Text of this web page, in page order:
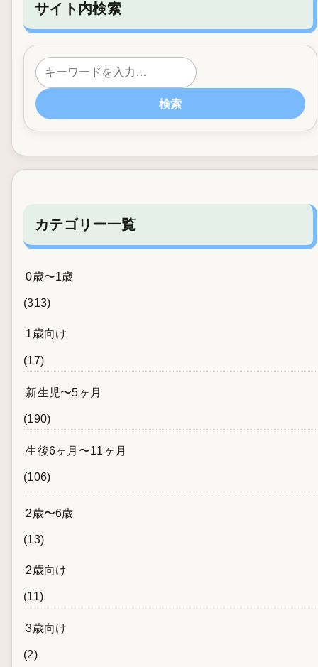
サイト内検索
検索
カテゴリー一覧
0歳〜1歳
(313)
1歳向け
(17)
新生児〜5ヶ月
(190)
生後6ヶ月〜11ヶ月
(106)
2歳〜6歳
(13)
2歳向け
(11)
3歳向け
(2)